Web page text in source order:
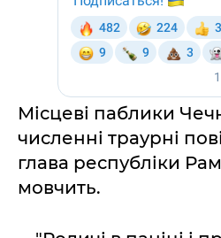
Місцеві паблики
численні траурні
глава республіки
мовчить.